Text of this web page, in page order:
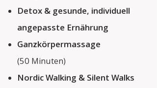
Detox & gesunde, individuell
angepasste Ernährung
Ganzkörpermassage
(50 Minuten)
Nordic Walking & Silent Walks